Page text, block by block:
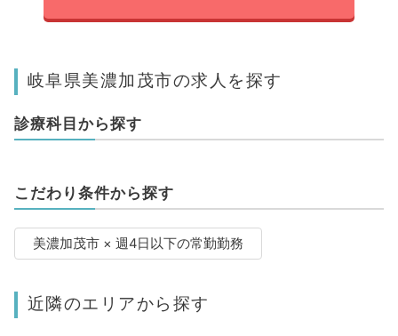
岐阜県美濃加茂市の求人を探す
診療科目から探す
こだわり条件から探す
美濃加茂市 × 週4日以下の常勤勤務
近隣のエリアから探す